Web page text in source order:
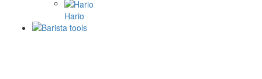
Hario